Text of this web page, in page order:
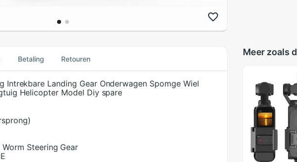
Betaling Retouren
Intrekbare Landing Gear Onderwagen Spomge Wiel
Helicopter Model Diy spare
Steering Gear
Meer zoals